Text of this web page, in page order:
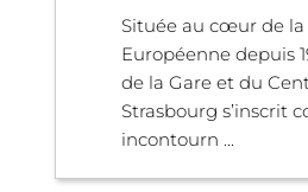
Située au cœur de
Européenne depuis
de la Gare et du
Strasbourg s’inscrit
incontourn ...